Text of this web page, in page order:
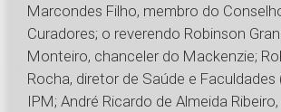
Marcondes Filho, membro do
Curadores; o reverendo Robinson
Monteiro, chanceler do Mackenzie;
Rocha, diretor de Saúde e Faculdades
IPM; André Ricardo de Almeida